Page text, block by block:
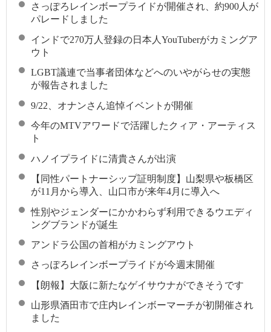
さっぽろレインボープライドが開催され、約900人が
パレードしました
インドで270万人登録の日本人YouTuberがカミングア
ウト
LGBT議連で当事者団体などへのいやがらせの実態
が報告されました
9/22、オナンさん追悼イベントが開催
今年のMTVアワードで活躍したクィア・アーティス
ト
ハノイプライドに清貴さんが出演
【同性パートナーシップ証明制度】山梨県や板橋区
が11月から導入、山口市が来年4月に導入へ
性別やジェンダーにかかわらず利用できるウエディ
ングブランドが誕生
アンドラ公国の首相がカミングアウト
さっぽろレインボープライドが今週末開催
【朗報】大阪に新たなゲイサウナができそうです
山形県酒田市で庄内レインボーマーチが初開催され
ました